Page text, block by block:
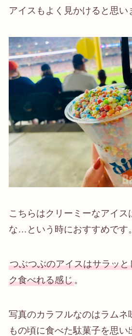
アイスもよく見かけると思い
こちらはクリーミーなアイス
な…という時におすすめです。
つぶつぶのアイスはサラッ
ク食べれる感じ。
写真のカラフルなのはラムネ
もの頃に食べた駄菓子を思い